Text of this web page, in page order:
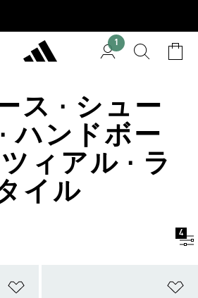
1
ス · シュー
ハンドボー
ィアル · ラ
イル
4